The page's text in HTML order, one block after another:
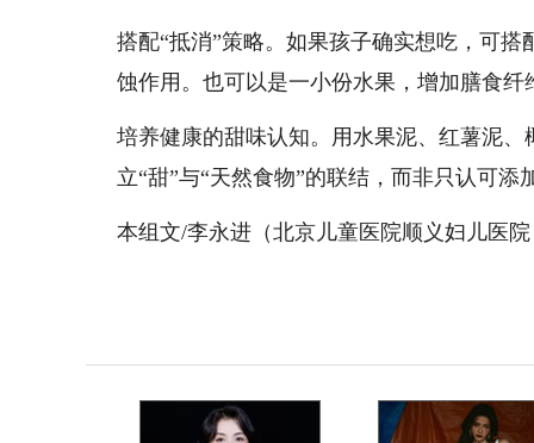
搭配“抵消”策略。如果孩子确实想吃，可
蚀作用。也可以是一小份水果，增加膳食纤
培养健康的甜味认知。用水果泥、红薯泥
立“甜”与“天然食物”的联结，而非只认可添
本组文/李永进（北京儿童医院顺义妇儿医